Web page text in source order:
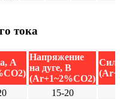
тока
А
Напряжение
на дуге, В
(Ar+1~2%CO2)
15-20